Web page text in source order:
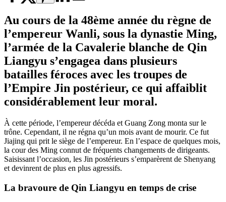
Au cours de la 48ème année du règne de
l’empereur Wanli, sous la dynastie Ming,
l’armée de la Cavalerie blanche de Qin
Liangyu s’engagea dans plusieurs
batailles féroces avec les troupes de
l’Empire Jin postérieur, ce qui affaiblit
considérablement leur moral.
À cette période, l’empereur décéda et Guang Zong monta sur le
trône. Cependant, il ne régna qu’un mois avant de mourir. Ce fut
Jiajing qui prit le siège de l’empereur. En l’espace de quelques mois,
la cour des Ming connut de fréquents changements de dirigeants.
Saisissant l’occasion, les Jin postérieurs s’emparèrent de Shenyang
et devinrent de plus en plus agressifs.
La bravoure de Qin Liangyu en temps de crise